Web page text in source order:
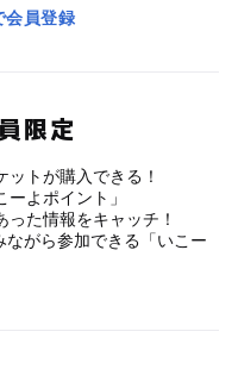
会員登録
限定
がら参加できる「いこー